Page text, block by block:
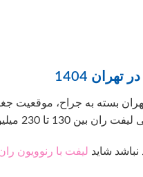
1404
بسته به جراح،
تا 230 میلیون تومان است .
نباشد شاید لیفت با رنوویون